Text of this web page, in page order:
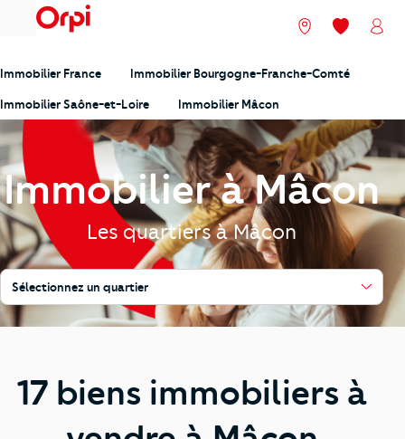
menu Nos agences
Mes
Immobilier France Immobilier Bourgogne-Franche-Comté
Immobilier Saône-et-Loire Immobilier Mâcon
Immobilier à Mâcon
Les quartiers à Mâcon
Sélectionnez un quartier
17 biens immobiliers à